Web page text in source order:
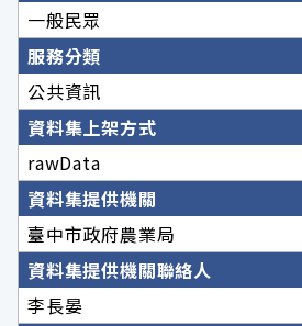
一般民眾
服務分類
公共資訊
資料集上架方式
rawData
資料集提供機關
臺中市政府農業局
資料集提供機關聯絡人
李長晏